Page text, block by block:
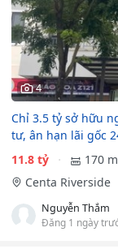
4
Chỉ 3.5 tỷ sở hữu
tư, ân hạn lãi gốc
11.8 tỷ
170
Centa Riverside
Nguyễn Thắm
Đăng 1 ngày